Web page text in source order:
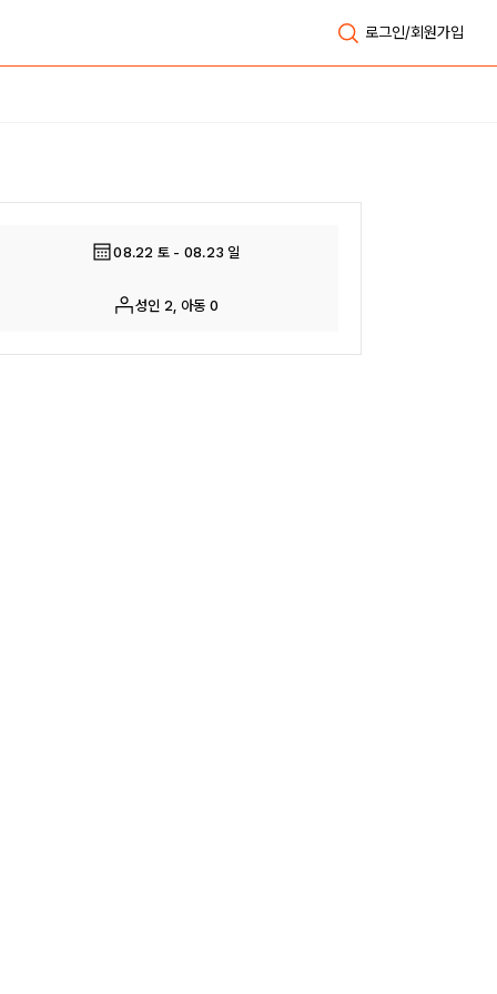
로그인/회원가입
08.22 토 - 08.23 일
성인 2, 아동 0